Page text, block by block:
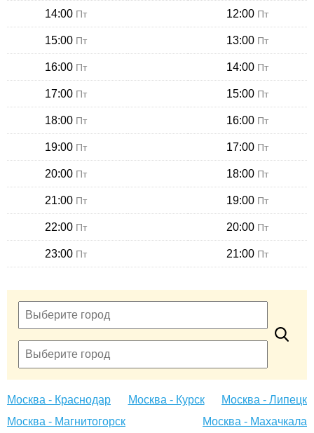
14:00 Пт 12:00 Пт
15:00 Пт 13:00 Пт
16:00 Пт 14:00 Пт
17:00 Пт 15:00 Пт
18:00 Пт 16:00 Пт
19:00 Пт 17:00 Пт
20:00 Пт 18:00 Пт
21:00 Пт 19:00 Пт
22:00 Пт 20:00 Пт
23:00 Пт 21:00 Пт
Москва - Краснодар Москва - Курск
Москва - Липецк
Москва - Магнитогорск
Москва - Махачкала